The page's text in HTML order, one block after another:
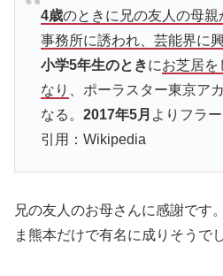
4歳のときに兄の友人の母
事務所に誘われ、芸能界に
小学5年生のときにお芝居を
なり
、ポーラスター東京ア
なる。 2017年5月 よりフラー
引用：Wikipedia
兄の友人のお母さんに感謝です
ま熊本だけで有名に成りそうで